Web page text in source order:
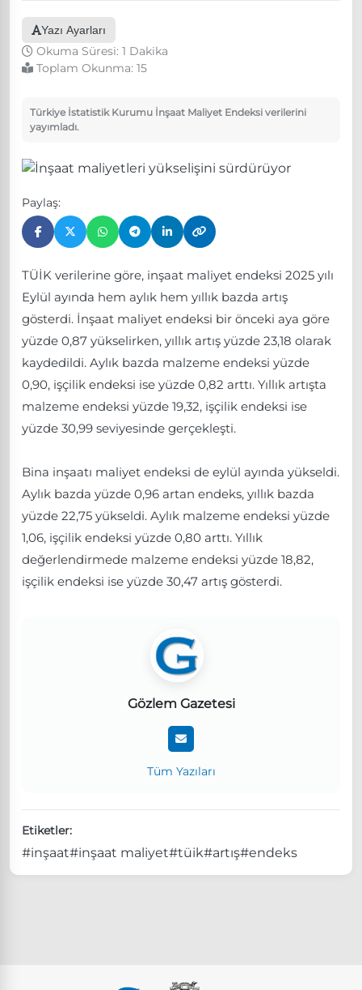
Yazı Ayarları
Okuma Süresi: 1 Dakika
Toplam Okunma: 15
Türkiye İstatistik Kurumu İnşaat Maliyet Endeksi verilerini
yayımladı.
Paylaş:
TÜİK verilerine göre, inşaat maliyet endeksi 2025 yılı
Eylül ayında hem aylık hem yıllık bazda artış
gösterdi. İnşaat maliyet endeksi bir önceki aya göre
yüzde 0,87 yükselirken, yıllık artış yüzde 23,18 olarak
kaydedildi. Aylık bazda malzeme endeksi yüzde
0,90, işçilik endeksi ise yüzde 0,82 arttı. Yıllık artışta
malzeme endeksi yüzde 19,32, işçilik endeksi ise
yüzde 30,99 seviyesinde gerçekleşti.
Bina inşaatı maliyet endeksi de eylül ayında yükseldi.
Aylık bazda yüzde 0,96 artan endeks, yıllık bazda
yüzde 22,75 yükseldi. Aylık malzeme endeksi yüzde
1,06, işçilik endeksi yüzde 0,80 arttı. Yıllık
değerlendirmede malzeme endeksi yüzde 18,82,
işçilik endeksi ise yüzde 30,47 artış gösterdi.
Gözlem Gazetesi
Tüm Yazıları
Etiketler:
#inşaat#inşaat maliyet#tüik#artış#endeks